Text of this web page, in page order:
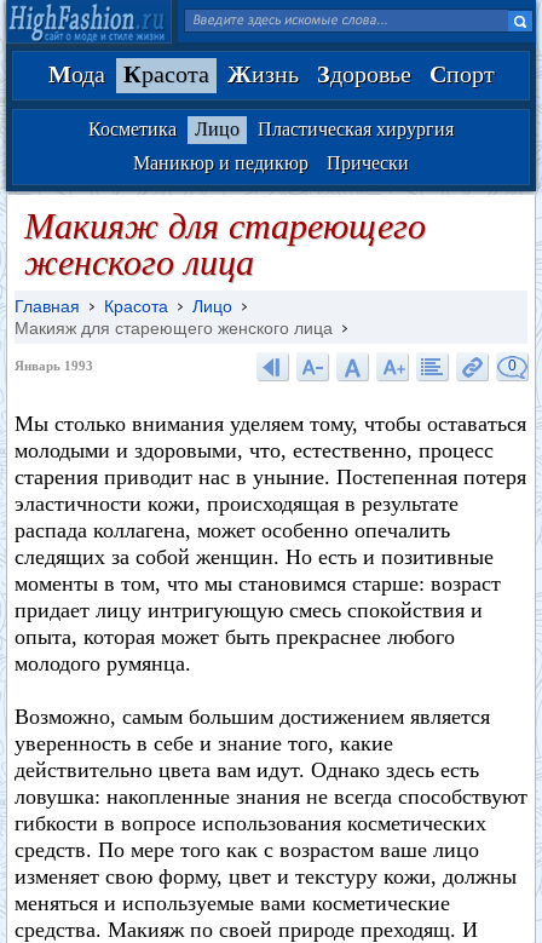
Мода Красота Жизнь Здоровье Спорт
Косметика Лицо
Пластическая хирургия
Маникюр и педикюр
Прически
Макияж для стареющего
женского лица
Главная Красота
Лицо
Макияж для стареющего женского лица
Январь 1993 0
Мы столько внимания уделяем тому, чтобы оставаться
молодыми и здоровыми, что, естественно, процесс
старения приводит нас в уныние. Постепенная потеря
эластичности кожи, происходящая в результате
распада коллагена, может особенно опечалить
следящих за собой женщин. Но есть и позитивные
моменты в том, что мы становимся старше: возраст
придает лицу интригующую смесь спокойствия и
опыта, которая может быть прекраснее любого
молодого румянца.
Возможно, самым большим достижением является
уверенность в себе и знание того, какие
действительно цвета вам идут. Однако здесь есть
ловушка: накопленные знания не всегда способствуют
гибкости в вопросе использования косметических
средств. По мере того как с возрастом ваше лицо
изменяет свою форму, цвет и текстуру кожи, должны
меняться и используемые вами косметические
средства. Макияж по своей природе преходящ. И